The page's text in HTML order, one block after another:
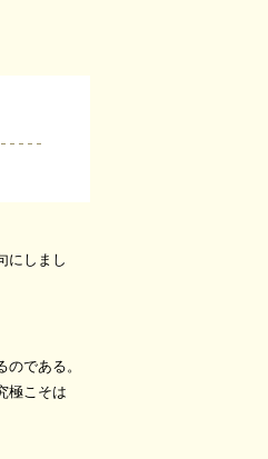
にしまし
である。
極こそは